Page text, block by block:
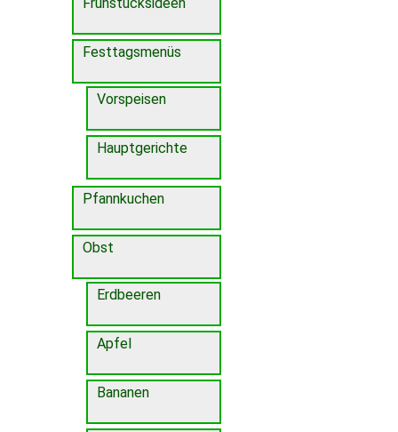
Festtagsmenüs
Vorspeisen
Hauptgerichte
Pfannkuchen
Obst
Erdbeeren
Apfel
Bananen